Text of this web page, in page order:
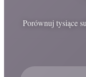
Porównuj tysiące